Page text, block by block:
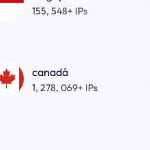
155, 548+ IPs
canadá
1, 278, 069+ IPs